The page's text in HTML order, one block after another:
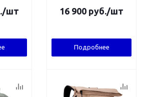
/шт 16 900 руб./шт
Подробнее